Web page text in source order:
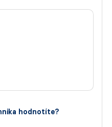
hodnotíte?